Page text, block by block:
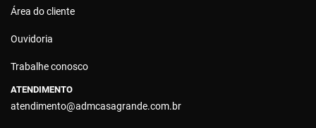
Área do cliente
Ouvidoria
Trabalhe conosco
ATENDIMENTO
atendimento@admcasagrande.com.br